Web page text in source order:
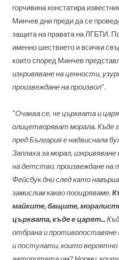
горчивина констатира
Минчев дни преди да се
защита на правата на ЛГБТИ.
именно шествието и всички
които според Минчев
изкривяване на ценности,
произвеждане на произвол".
"Очаква се, че църквата и
олицетворяват морала. Къде
пред България е надвиснала
Заплаха за морал,
на детство, произвеждане на
Фейсбук дни след като
замислим какво поощряваме.
майките, бащите,
църквата, къде е царят...
отбрана и противопоставяне
и постулати, които